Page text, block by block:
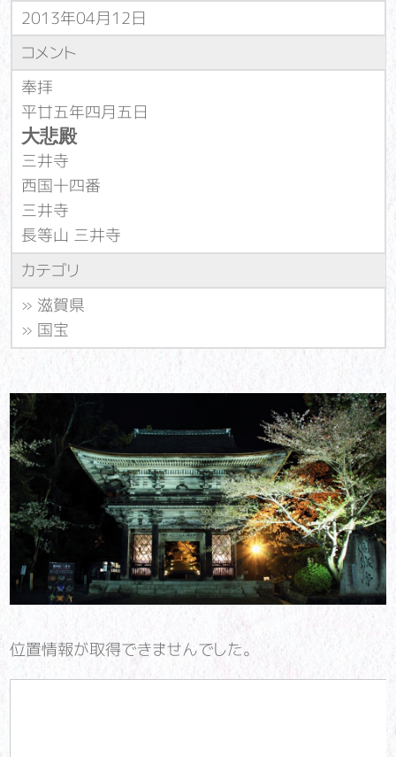
2013年04月12日
コメント
奉拝
平廿五年四月五日
大悲殿
三井寺
西国十四番
三井寺
長等山 三井寺
カテゴリ
» 滋賀県
» 国宝
位置情報が取得できませんでした。